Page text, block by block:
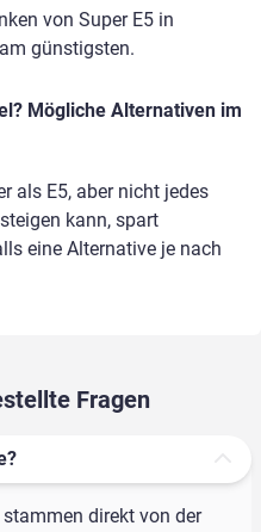
von Super E5 in
günstigsten.
Mögliche Alternativen im
als E5, aber nicht jedes
kann, spart
eine Alternative je nach
Fragen
stammen direkt von der